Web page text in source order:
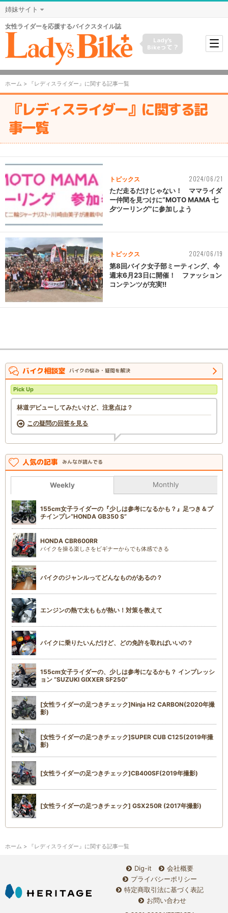
姉妹サイト
女性ライダーを応援するバイクスタイル誌
Lady's
Bikeって？
ホーム > 『レディスライダー』に関する記事一覧
『レディスライダー』に関する記
事一覧
トピックス 2024/06/21
ただ走るだけじゃない！ ママライダ
ー仲間を見つけに“MOTO MAMA 七
夕ツーリング”に参加しよう
トピックス 2024/06/19
第8回バイク女子部ミーティング、今
週末6月23日に開催！ ファッション
コンテンツが充実!!
バイク相談室 バイクの悩み・疑問を解決
Pick Up
林道デビューしてみたいけど、注意点は？
この疑問の回答を見る
人気の記事 みんなが読んでる
Weekly Monthly
155cm女子ライダーの『少しは参考になるかも？』足つき＆プ
チインプレ“HONDA GB350 S”
HONDA CBR600RR
バイクを操る楽しさをビギナーからでも体感できる
バイクのジャンルってどんなものがあるの？
エンジンの熱で太ももが熱い！対策を教えて
バイクに乗りたいんだけど、どの免許を取ればいいの？
155cm女子ライダーの、少しは参考になるかも？ インプレッシ
ョン “SUZUKI GIXXER SF250”
[女性ライダーの足つきチェック]Ninja H2 CARBON(2020年撮
影)
[女性ライダーの足つきチェック]SUPER CUB C125(2019年撮
影)
[女性ライダーの足つきチェック]CB400SF(2019年撮影)
[女性ライダーの足つきチェック] GSX250R (2017年撮影)
ホーム > 『レディスライダー』に関する記事一覧
Dig-it
会社概要
プライバシーポリシー
特定商取引法に基づく表記
お問い合わせ